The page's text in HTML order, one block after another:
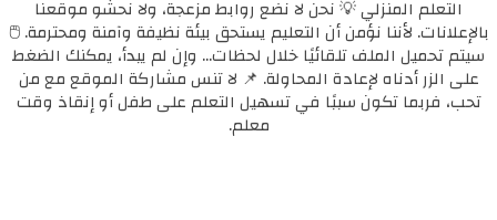
التعلم المنزلي 💡 نحن لا نضع روابط مزعجة، ولا نحشو موقعنا
بالإعلانات. لأننا نؤمن أن التعليم يستحق بيئة نظيفة وآمنة ومحترمة. 🖱️
سيتم تحميل الملف تلقائيًا خلال لحظات... وإن لم يبدأ، يمكنك الضغط
على الزر أدناه لإعادة المحاولة. 📌 لا تنس مشاركة الموقع مع من
تحب، فربما تكون سببًا في تسهيل التعلم على طفل أو إنقاذ وقت
معلم.